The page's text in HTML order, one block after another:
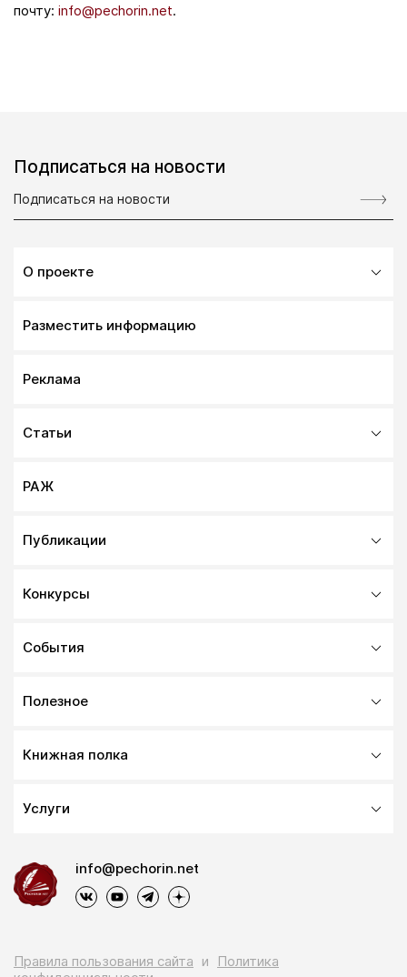
почту: info@pechorin.net.
Подписаться на новости
О проекте
Разместить информацию
Реклама
Статьи
РАЖ
Публикации
Конкурсы
События
Полезное
Книжная полка
Услуги
info@pechorin.net
Правила пользования сайта и
Политика